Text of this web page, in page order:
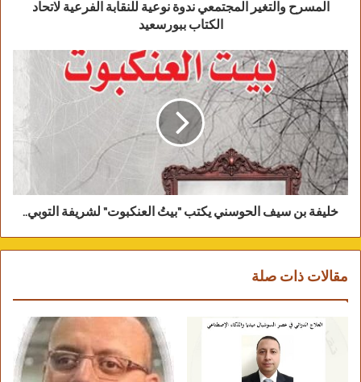
حوتٌ يُحدث ضجّةً في الشارع
اقدام تتسارع،والليل صديق!!!
حملك يثقل،تثقل أيامك بالآمال/الاحلام/الاطفال/
الزوجة،همومك تتزاوج،
ليلك يعتمر الخمرَ لباساً منذ سني العمر
الاولى،نخلة عمرك تأكل رطبها
الغربان،السوس ينخر سدرة عشقك،يأتلف
الشاطيء/البحر ,,,,,,
يرمي السكران بآخر كأس للاسماك،وتأتي امرأة
تأخذ بيدك،تفرّ بأنغامك من هذا الكابوس القاتم
لن تنظر بعد اليوم الى قمر سيولّي الأدبار مروراً
بخرائب داهمها الجرذ وخلّاها البوم كمسكن للضب،
ونهباً للسَوَقة !!
المسرح والتغير المجتمعي ندوة نوعية للنقابة الفرعية لاتحاد
الكتاب ببورسعيد
خليفة بن سيف الحوسني يكتب "بيتُ العنكبوت" لشريفة التوبي..
مقالات ذات صلة